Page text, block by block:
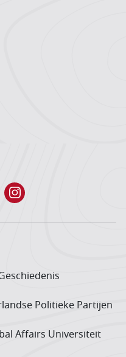
Politieke Partijen
Affairs Universiteit